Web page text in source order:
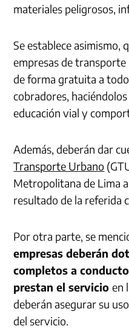
materiales peligrosos,
Se establece asimismo,
empresas de
de forma gratuita a
cobradores,
educación vial y
Además, deberán dar
Transporte Urbano
Metropolitana de Lima
resultado de la referida
Por otra parte, se
empresas deberán
completos a
prestan el servicioen
deberán asegurar su
del servicio.